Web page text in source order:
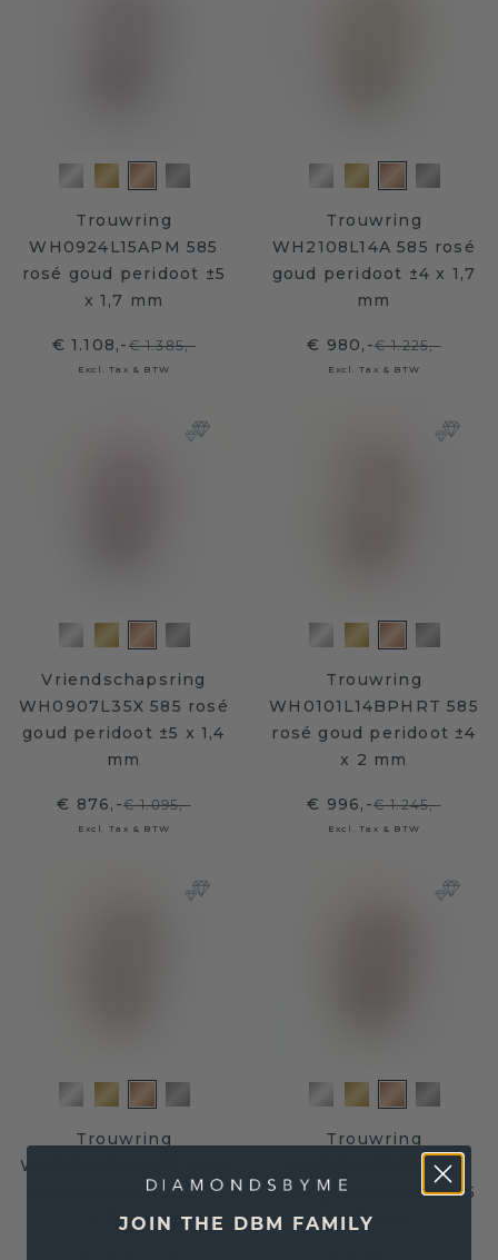
Trouwring
WH0924L15APM 585
rosé goud peridoot ±5
x 1,7 mm
€ 1.108,-€ 1.385,-
Excl. Tax & BTW
Trouwring
WH2108L14A 585 rosé
goud peridoot ±4 x 1,7
mm
€ 980,-€ 1.225,-
Excl. Tax & BTW
Vriendschapsring
WH0907L35X 585 rosé
goud peridoot ±5 x 1,4
mm
€ 876,-€ 1.095,-
Excl. Tax & BTW
Trouwring
WH0101L14BPHRT 585
rosé goud peridoot ±4
x 2 mm
€ 996,-€ 1.245,-
Excl. Tax & BTW
Trouwring
WH2104L34A 585 rosé
goud peridoot ±4,5 x
1,7 mm
Trouwring
WH0114L25BP 585
rosé goud peridoot ±5
x 2 mm
JOIN THE DBM FAMILY